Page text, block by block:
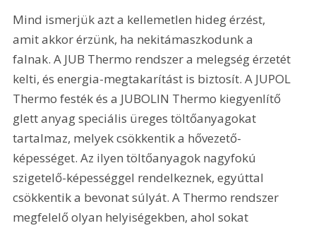
Mind ismerjük azt a kellemetlen hideg érzést,
amit akkor érzünk, ha nekitámaszkodunk a
falnak. A JUB Thermo rendszer a melegség érzetét
kelti, és energia-megtakarítást is biztosít. A JUPOL
Thermo festék és a JUBOLIN Thermo kiegyenlítő
glett anyag speciális üreges töltőanyagokat
tartalmaz, melyek csökkentik a hővezető-
képességet. Az ilyen töltőanyagok nagyfokú
szigetelő-képességgel rendelkeznek, egyúttal
csökkentik a bevonat súlyát. A Thermo rendszer
megfelelő olyan helyiségekben, ahol sokat